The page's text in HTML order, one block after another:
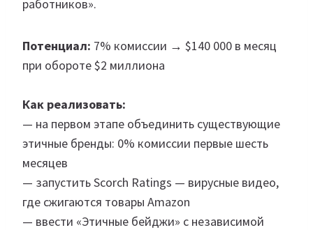
работников».
Потенциал: 7% комиссии → $140 000 в месяц
при обороте $2 миллиона
Как реализовать:
— на первом этапе объединить существующие
этичные бренды: 0% комиссии первые шесть
месяцев
— запустить Scorch Ratings — вирусные видео,
где сжигаются товары Amazon
— ввести «Этичные бейджи» с независимой